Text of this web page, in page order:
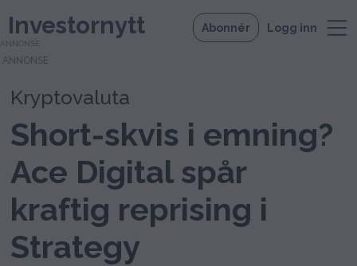
Investornytt Abonnér Logg inn
ANNONSE
Kryptovaluta
Short-skvis i emning?
Ace Digital spår
kraftig reprising i
Strategy